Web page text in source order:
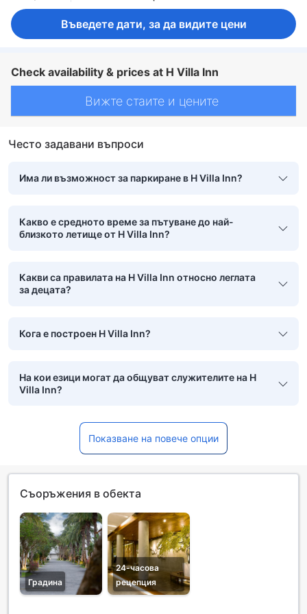
Въведете дати, за да видите цени
Check availability & prices at H Villa Inn
Вижте стаите и цените
Често задавани въпроси
Има ли възможност за паркиране в H Villa Inn?
Какво е средното време за пътуване до най-
близкото летище от H Villa Inn?
Какви са правилата на H Villa Inn относно леглата
за децата?
Кога е построен H Villa Inn?
На кои езици могат да общуват служителите на H
Villa Inn?
Показване на повече опции
Съоръжения в обекта
Градина
24-часова
рецепция